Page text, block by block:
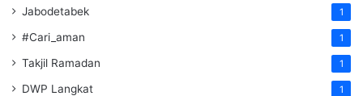
Jabodetabek 1
#Cari_aman 1
Takjil Ramadan 1
DWP Langkat 1